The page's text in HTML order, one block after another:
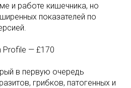
и работе кишечника, но
показателей по
Profile — £170
в первую очередь
грибков, патогенных и